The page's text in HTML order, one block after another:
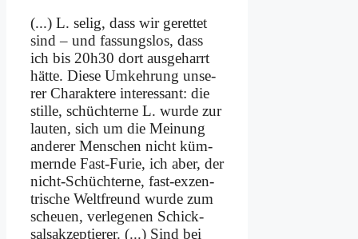
(...) L. se­lig, dass wir ge­ret­tet
sind – und fas­sungs­los, dass
ich bis 20h30 dort aus­ge­harrt
hät­te. Die­se Um­keh­rung un­se­
rer Cha­rak­te­re in­ter­es­sant: die
stil­le, schüch­ter­ne L. wur­de zur
lau­ten, sich um die Mei­nung
an­de­rer Men­schen nicht küm­
mern­de Fast-Fu­rie, ich aber, der
nicht-Schüch­ter­ne, fast-ex­zen­
tri­sche Welt­freund wur­de zum
scheu­en, ver­le­ge­nen Schick­
sals­ak­zep­tie­rer. (...) Sind bei